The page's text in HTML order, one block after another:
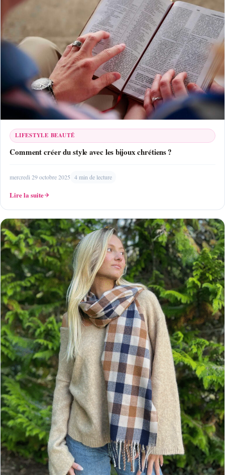
LIFESTYLE BEAUTÉ
Comment créer du style avec les bijoux chrétiens ?
mercredi 29 octobre 2025 4 min de lecture
Lire la suite